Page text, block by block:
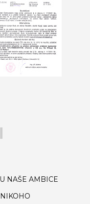
NAŠE AMBICE